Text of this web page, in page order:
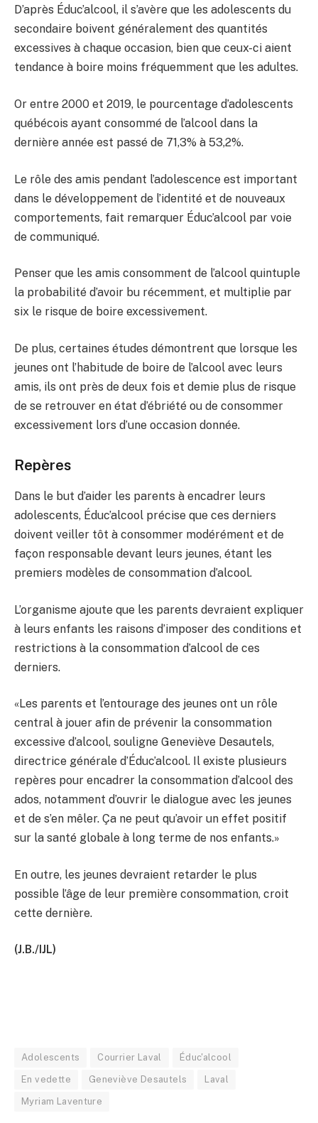
D’après Éduc’alcool, il s’avère que les adolescents du
secondaire boivent généralement des quantités
excessives à chaque occasion, bien que ceux-ci aient
tendance à boire moins fréquemment que les adultes.
Or entre 2000 et 2019, le pourcentage d’adolescents
québécois ayant consommé de l’alcool dans la
dernière année est passé de 71,3% à 53,2%.
Le rôle des amis pendant l’adolescence est important
dans le développement de l’identité et de nouveaux
comportements, fait remarquer Éduc’alcool par voie
de communiqué.
Penser que les amis consomment de l’alcool quintuple
la probabilité d’avoir bu récemment, et multiplie par
six le risque de boire excessivement.
De plus, certaines études démontrent que lorsque les
jeunes ont l’habitude de boire de l’alcool avec leurs
amis, ils ont près de deux fois et demie plus de risque
de se retrouver en état d’ébriété ou de consommer
excessivement lors d’une occasion donnée.
Repères
Dans le but d’aider les parents à encadrer leurs
adolescents, Éduc’alcool précise que ces derniers
doivent veiller tôt à consommer modérément et de
façon responsable devant leurs jeunes, étant les
premiers modèles de consommation d’alcool.
L’organisme ajoute que les parents devraient expliquer
à leurs enfants les raisons d’imposer des conditions et
restrictions à la consommation d’alcool de ces
derniers.
«Les parents et l’entourage des jeunes ont un rôle
central à jouer afin de prévenir la consommation
excessive d’alcool, souligne Geneviève Desautels,
directrice générale d’Éduc’alcool. Il existe plusieurs
repères pour encadrer la consommation d’alcool des
ados, notamment d’ouvrir le dialogue avec les jeunes
et de s’en mêler. Ça ne peut qu’avoir un effet positif
sur la santé globale à long terme de nos enfants.»
En outre, les jeunes devraient retarder le plus
possible l’âge de leur première consommation, croit
cette dernière.
(J.B./IJL)
Adolescents Courrier Laval Éduc'alcool
En vedette Geneviève Desautels Laval
Myriam Laventure